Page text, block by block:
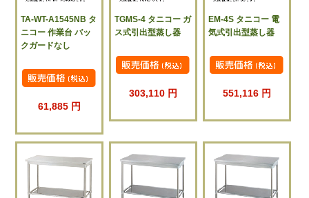
TA-WT-A1545NB タ
ニコー 作業台 バッ
クガードなし
61,885 円
TGMS-4 タニコー ガ
ス式引出型蒸し器
303,110 円
EM-4S タニコー 電
気式引出型蒸し器
551,116 円